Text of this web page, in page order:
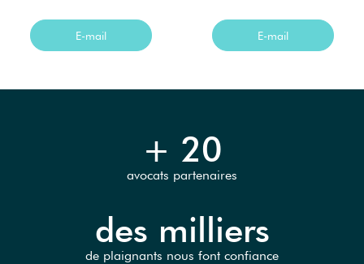
E-mail E-mail
+ 20
avocats partenaires
des milliers
de plaignants nous font confiance